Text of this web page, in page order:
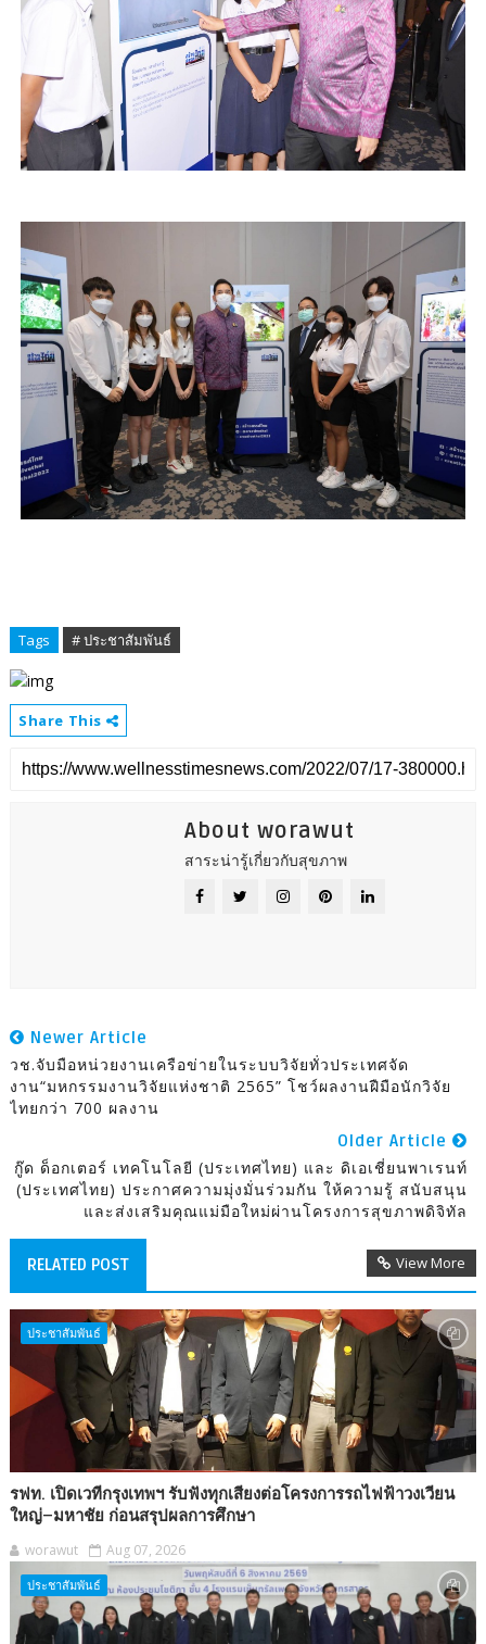
Tags # ประชาสัมพันธ์
Share This
About worawut
สาระน่ารู้เกี่ยวกับสุขภาพ
Newer Article
วช.จับมือหน่วยงานเครือข่ายในระบบวิจัยทั่วประเทศจัด
งาน“มหกรรมงานวิจัยแห่งชาติ 2565” โชว์ผลงานฝืมือนักวิจัย
ไทยกว่า 700 ผลงาน
Older Article
กู๊ด ด็อกเตอร์ เทคโนโลยี (ประเทศไทย) และ ดิเอเชี่ยนพาเรนท์
(ประเทศไทย) ประกาศความมุ่งมั่นร่วมกัน ให้ความรู้ สนับสนุน
และส่งเสริมคุณแม่มือใหม่ผ่านโครงการสุขภาพดิจิทัล
RELATED POST View More
ประชาสัมพันธ์
รฟท. เปิดเวทีกรุงเทพฯ รับฟังทุกเสียงต่อโครงการรถไฟฟ้าวงเวียน
ใหญ่–มหาชัย ก่อนสรุปผลการศึกษา
worawut Aug 07, 2026
ประชาสัมพันธ์